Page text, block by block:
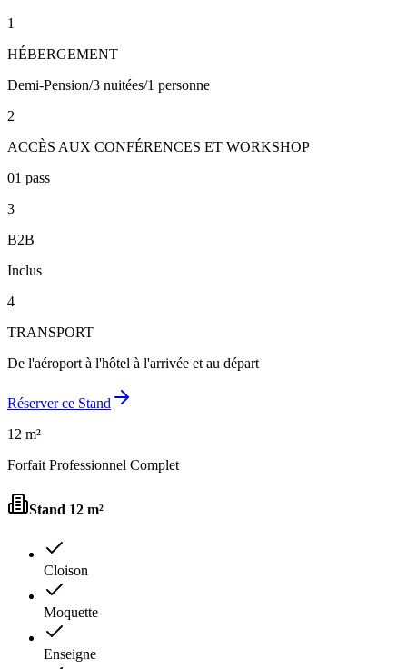
1
HÉBERGEMENT
Demi-Pension/3 nuitées/1 personne
2
ACCÈS AUX CONFÉRENCES ET WORKSHOP
01 pass
3
B2B
Inclus
4
TRANSPORT
De l'aéroport à l'hôtel à l'arrivée et au départ
Réserver ce Stand
12 m²
Forfait Professionnel Complet
Stand 12 m²
Cloison
Moquette
Enseigne